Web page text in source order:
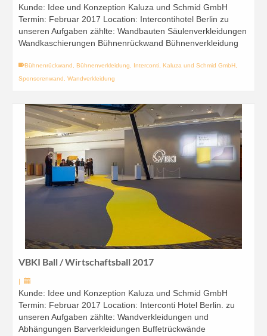
Kunde: Idee und Konzeption Kaluza und Schmid GmbH
Termin: Februar 2017 Location: Intercontihotel Berlin zu
unseren Aufgaben zählte: Wandbauten Säulenverkleidungen
Wandkaschierungen Bühnenrückwand Bühnenverkleidung
Bühnenrückwand Bühnenverkleidung Interconti Kaluza und Schmid GmbH
Sponsorenwand
Wandverkleidung
VBKI Ball / Wirtschaftsball 2017
|
Kunde: Idee und Konzeption Kaluza und Schmid GmbH
Termin: Februar 2017 Location: Interconti Hotel Berlin. zu
unseren Aufgaben zählte: Wandverkleidungen und
Abhängungen Barverkleidungen Buffetrückwände